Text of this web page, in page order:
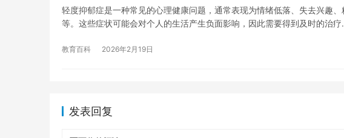
轻度抑郁症是一种常见的心理健康问题，通常表现为情绪低落、失去兴趣
等。这些症状可能会对个人的生活产生负面影响，因此需要得到及时的治
教育百科 2026年2月19日
发表回复